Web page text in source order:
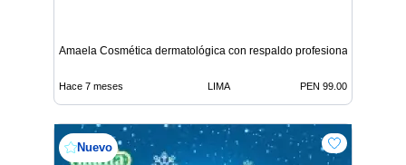
Amaela Cosmética dermatológica con respaldo profesional
Hace 7 meses LIMA PEN 99.00
Nuevo